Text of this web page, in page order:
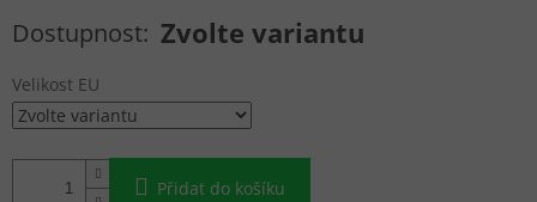
Měrná cena: Zvolte variantu
Velikost EU
Přidat do košíku